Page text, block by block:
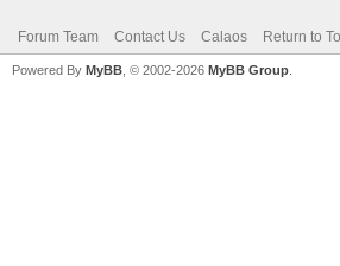
Forum Team Contact Us Calaos Return to
Powered By MyBB , © 2002-2026 MyBB Group